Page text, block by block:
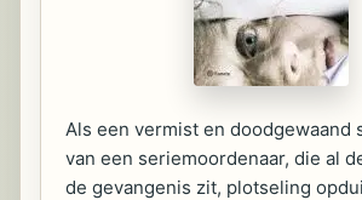
Als een vermist en doodgewaand
van een seriemoordenaar, die al
de gevangenis zit, plotseling